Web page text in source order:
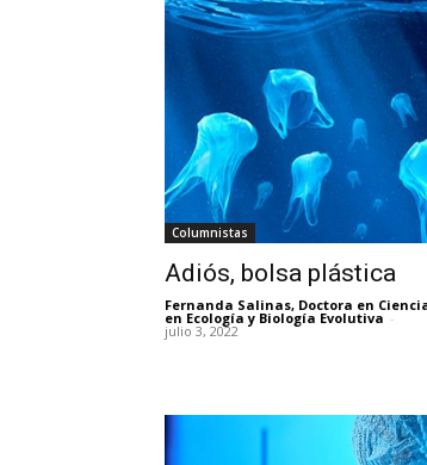
Columnistas
Adiós, bolsa plástica
Fernanda Salinas, Doctora en
en Ecología y Biología Evolutiva -
julio 3, 2022